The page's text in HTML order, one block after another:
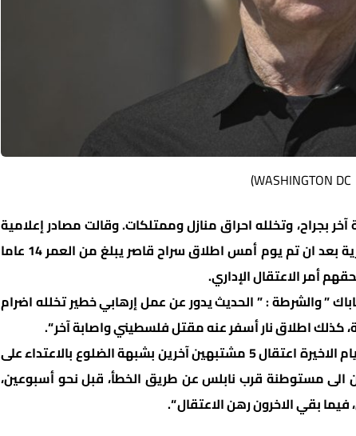
WASHINGTON DC)
بجراح، وتخلله احراق منازل وممتلكات. وقالت مصادر إعلامية
ان الوزير غالنت وقع على أوامر الاعتقال الإدارية بعد ان تم يوم أمس اطلاق سراح قاصر يبلغ من العمر 14 عاما
أمر الاعتقال الإداري.
” والشرطة : ” الحديث يدور عن عمل إرهابي خطير تخلله اضرام
كذلك اطلاق نار أسفر عنه مقتل فلسطيني واصابة آخر “.
وأشارت مصادر اعلام عبرية الى ” انه تم في الأيام الاخيرة اعتقال 5 مشتبهين آخرين بشبهة الضلوع بالاعتداء على
الى مستوطنة قرب نابلس عن طريق الخطأ، قبل نحو أسبوعين،
بقي الاخرون رهن الاعتقال “.